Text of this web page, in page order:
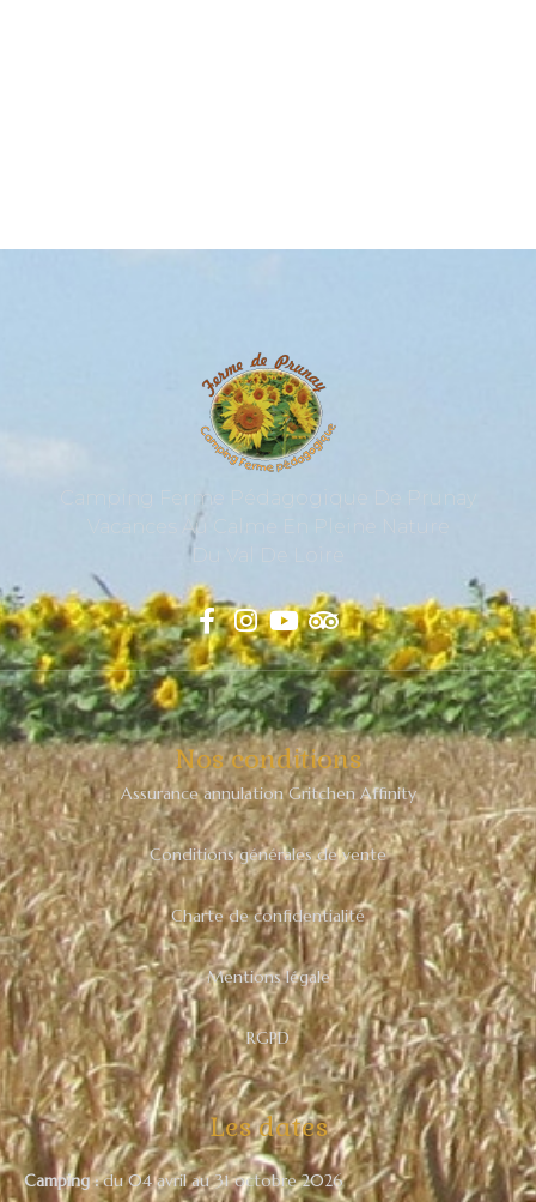
Camping Ferme Pédagogique De Prunay
Vacances Au Calme En Pleine Nature
Nos conditions
Assurance annulation Gritchen Affinity
Conditions générales de vente
Charte de confidentialité
Mentions légale
RGPD
Les dates
Camping :du 04 avril au 31 octobre 2026